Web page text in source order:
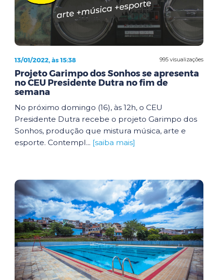
995 visualizações
13/01/2022, às 15:38
Projeto Garimpo dos Sonhos se apresenta
no CEU Presidente Dutra no fim de
semana
No próximo domingo (16), às 12h, o CEU
Presidente Dutra recebe o projeto Garimpo dos
Sonhos, produção que mistura música, arte e
esporte. Contempl... [saiba mais]